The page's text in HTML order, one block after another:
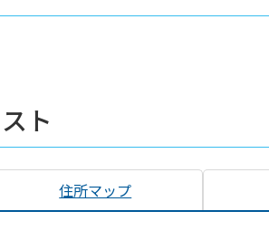
ト
住所マップ